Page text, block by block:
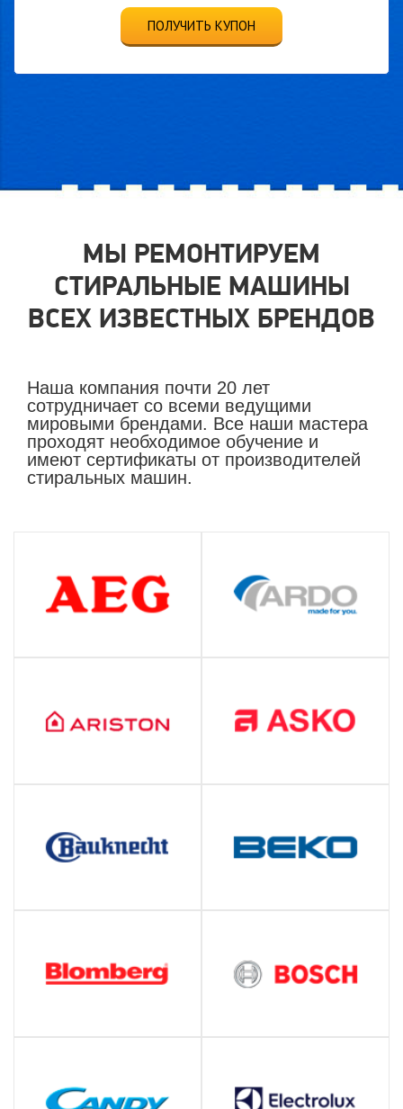
ПОЛУЧИТЬ КУПОН
МЫ РЕМОНТИРУЕМ
СТИРАЛЬНЫЕ МАШИНЫ
ВСЕХ ИЗВЕСТНЫХ БРЕНДОВ
Наша компания почти 20 лет
сотрудничает со всеми ведущими
мировыми брендами. Все наши мастера
проходят необходимое обучение и
имеют сертификаты от производителей
стиральных машин.